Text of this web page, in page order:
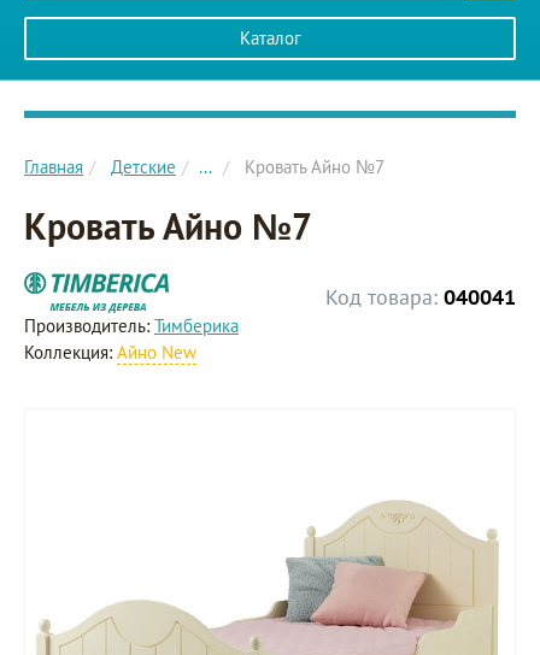
Каталог
Главное меню сайта
Главная Детские ... Кровать Айно №7
Кровать Айно №7
Код товара: 040041
Производитель: Тимберика
Коллекция: Айно New